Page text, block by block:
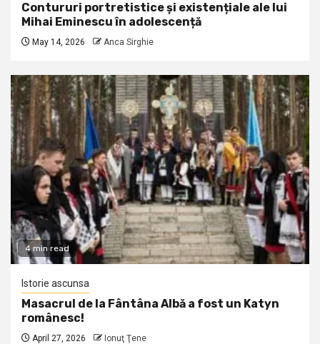
Contururi portretistice și existențiale ale lui
Mihai Eminescu în adolescență
May 14, 2026 Anca Sirghie
4 min read
Istorie ascunsa
Masacrul de la Fântâna Albă a fost un Katyn
românesc!
April 27, 2026 Ionuţ Ţene